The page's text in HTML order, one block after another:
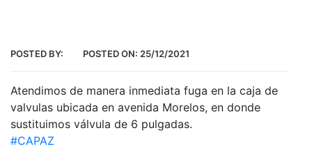
POSTED BY: POSTED ON: 25/12/2021
Atendimos de manera inmediata fuga en la caja de
valvulas ubicada en avenida Morelos, en donde
sustituimos válvula de 6 pulgadas.
#CAPAZ